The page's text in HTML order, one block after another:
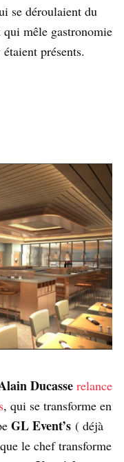
se déroulaient du
qui mêle gastronomie
présents.
Ducasse relance
, qui se transforme en
GL Event’s ( déjà
le chef transforme